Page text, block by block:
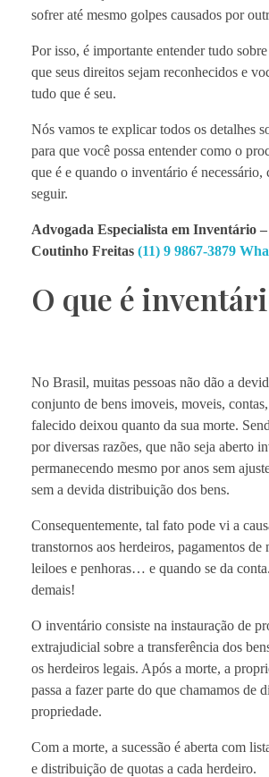
sofrer até mesmo golpes causados por
Por isso, é importante entender tudo
que seus direitos sejam reconhecidos e
tudo que é seu.
Nós vamos te explicar todos os detalhes
para que você possa entender como o
que é e quando o inventário é necessário,
seguir.
Advogada Especialista em Inventário
Coutinho Freitas (11) 9 9867-3879
O que é
No Brasil, muitas pessoas não dão a
conjunto de bens imoveis, moveis,
falecido deixou quanto da sua morte.
por diversas razões, que não seja aberto
permanecendo mesmo por anos sem
sem a devida distribuição dos bens.
Consequentemente, tal fato pode vi a
transtornos aos herdeiros, pagamentos de
leiloes e penhoras… e quando se da
demais!
O inventário consiste na instauração de
extrajudicial sobre a transferência dos
os herdeiros legais. Após a morte, a
passa a fazer parte do que chamamos de
propriedade.
Com a morte, a sucessão é aberta com
e distribuição de quotas a cada herdeiro.